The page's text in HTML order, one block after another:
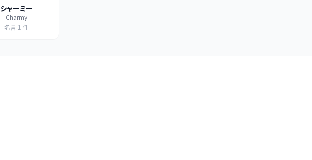
シャーミー
Charmy
名言 1 件